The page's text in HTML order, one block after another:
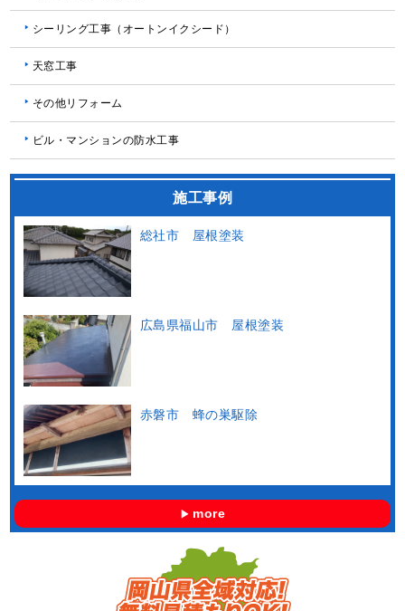
シーリング工事（オートンイクシード）
天窓工事
その他リフォーム
ビル・マンションの防水工事
施工事例
総社市 屋根塗装
広島県福山市 屋根塗装
赤磐市 蜂の巣駆除
more